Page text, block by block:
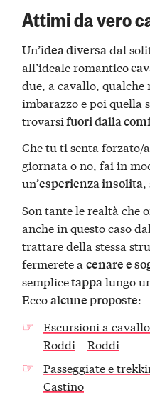
Attimi da vero
Un’idea diversadal
all’ideale romantico
due, a cavallo,
imbarazzo e poi quella
trovarsifuori dalla
Che tu ti senta forzato/
giornata o no, fai in
un’esperienza insolita,
Son tante le realtà che
anche in questo caso
trattare della stessa
fermerete acenare e
semplicetappalungo
Eccoalcune proposte:
Escursioni a
Roddi –Roddi
Passeggiate e
Castino